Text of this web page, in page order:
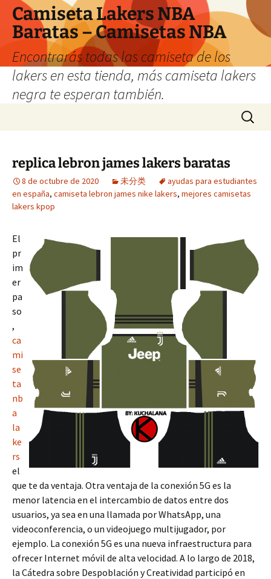
Camiseta Lakers NBA
Baratas – Camisetas NBA
Encontrarás todas las camiseta de los
lakers en esta tienda, más camiseta lakers
negra te esperan también.
Buscar:
replica lebron james lakers baratas
8 de octubre de 2020 未分类
ayudas para estudiantes
en españa, camiseta lebron james nike lakers, mejores camisetas
lakers kpop
El
pr
im
er
pa
so
,
ca
mi
se
ta
nb
a
la
ke
rs
el
que te da ventaja. Otra ventaja de la conexión 5G es la
menor latencia en el intercambio de datos entre dos
usuarios, ya sea en una llamada por WhatsApp, una
videoconferencia, o un videojuego multijugador, por
ejemplo. La conexión 5G es una nueva infraestructura para
ofrecer Internet móvil de alta velocidad. A lo largo de 2018,
la Cátedra sobre Despoblación y Creatividad participó en